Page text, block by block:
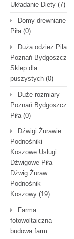
Układanie Diety (7)
Domy drewniane
Piła(0)
Duża odzież Piła
Poznań Bydgoszcz
Sklep dla
puszystych (0)
Duże rozmiary
Poznań Bydgoszcz
Piła(0)
Dźwigi Żurawie
Podnośniki
Koszowe Usługi
Dźwigowe Piła
Dźwig Żuraw
Podnośnik
Koszowy (19)
Farma
fotowoltaiczna
budowa farm